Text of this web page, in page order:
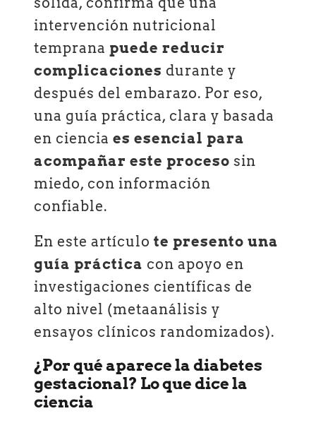
intervención nutricional
temprana puede reducir
complicaciones durante y
después del embarazo. Por eso,
una guía práctica, clara y basada
en cienciaes esencial para
acompañar este proceso sin
miedo, con información
confiable.
En este artículote presento una
guía práctica con apoyo en
investigaciones científicas de
alto nivel (metaanálisis y
ensayos clínicos randomizados).
¿Por qué aparece la diabetes
gestacional? Lo que dice la
ciencia